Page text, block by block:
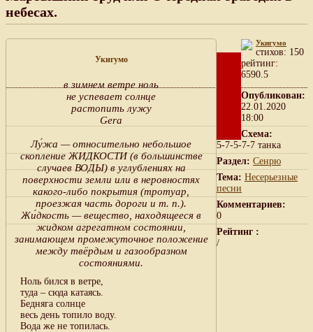
небесах.
Укигумо
в зимнем ветре ноль
не успевает солнце
растопить лужу
Gera
Лу́жа — относительно небольшое
скопление ЖИДКОСТИ (в большинстве
случаев ВОДЫ) в углублениях на
поверхности земли или в неровностях
какого-либо покрытия (тротуар,
проезжая часть дороги и т. п.).
Жи́дкость — вещество, находящееся в
жидком агрегатном состоянии,
занимающем промежуточное положение
между твёрдым и газообразном
состояниями.
Ноль бился в ветре,
туда – сюда катаясь.
Бедняга солнце
весь день топило воду.
Вода же не топилась.
Укигумо
cтихов: 150
рейтинг:
6590.5
Опубликован:
22.01.2020
18:00
Схема:
5-7-5-7-7 танка
Раздел: Сенрю
Тема: Несерьезные
песни
Комментариев:
0
Рейтинг :
/